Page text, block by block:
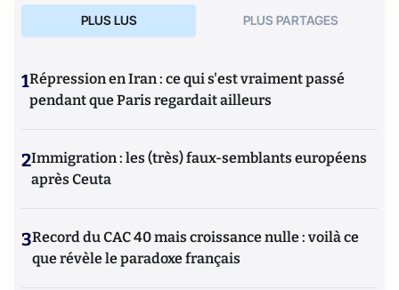
PLUS LUS PLUS PARTAGES
1Répression en Iran : ce qui s'est vraiment passé
pendant que Paris regardait ailleurs
2Immigration : les (très) faux-semblants européens
après Ceuta
3Record du CAC 40 mais croissance nulle : voilà ce
que révèle le paradoxe français